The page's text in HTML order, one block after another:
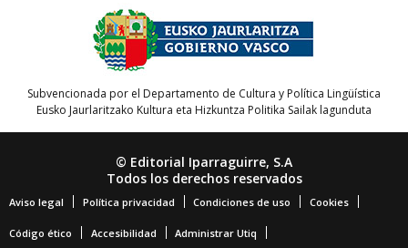
Subvencionada por el Departamento de Cultura y Política Lingüística
Eusko Jaurlaritzako Kultura eta Hizkuntza Politika Sailak lagunduta
© Editorial Iparraguirre, S.A
Todos los derechos reservados
Aviso legal Política privacidad Condiciones de uso Cookies
Código ético Accesibilidad Administrar Utiq